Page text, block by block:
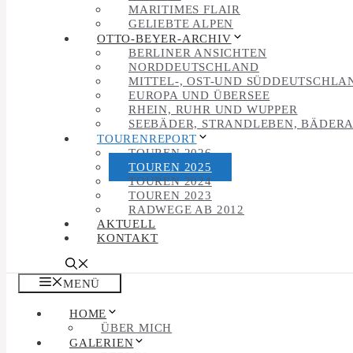
MARITIMES FLAIR
GELIEBTE ALPEN
OTTO-BEYER-ARCHIV
BERLINER ANSICHTEN
NORDDEUTSCHLAND
MITTEL-, OST-UND
EUROPA UND ÜBERSEE
RHEIN, RUHR UND WUPPER
SEEBÄDER, STRANDLEBEN,
TOURENREPORT
TOUREN 2026
TOUREN 2025
TOUREN 2024
TOUREN 2023
RADWEGE AB 2012
AKTUELL
KONTAKT
MENÜ
HOME
ÜBER MICH
GALERIEN